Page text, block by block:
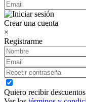
Crear una cuenta
×
Registrarme
Quiero recibir